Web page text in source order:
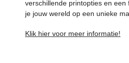
verschillende printopties en een
je jouw wereld op een unieke
Klik hier voor meer informatie!